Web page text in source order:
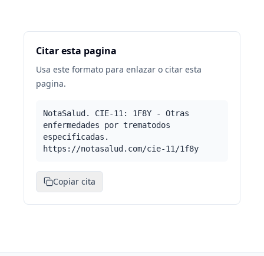
Citar esta pagina
Usa este formato para enlazar o citar esta
pagina.
NotaSalud. CIE-11: 1F8Y - Otras
enfermedades por trematodos
especificadas.
https://notasalud.com/cie-11/1f8y
Copiar cita